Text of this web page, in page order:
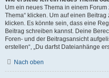
Um ein neues Thema in einem
Thema“ klicken. Um auf einen Beitrag
klicken. Es könnte sein, dass eine
Beitrag schreiben kannst. Deine
Foren- und der Beitragsansicht
erstellen“, „Du darfst Dateianhänge
Nach oben